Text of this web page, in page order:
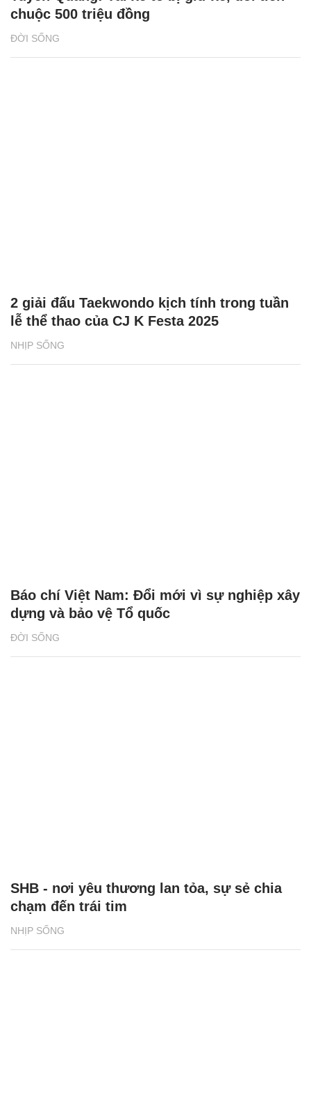
ĐỜI SỐNG
chuộc 500 triệu đồng
NHỊP SỐNG
2 giải đấu Taekwondo kịch tính trong tuần
lễ thể thao của CJ K Festa 2025
ĐỜI SỐNG
Báo chí Việt Nam: Đổi mới vì sự nghiệp xây
dựng và bảo vệ Tổ quốc
NHỊP SỐNG
SHB - nơi yêu thương lan tỏa, sự sẻ chia
chạm đến trái tim